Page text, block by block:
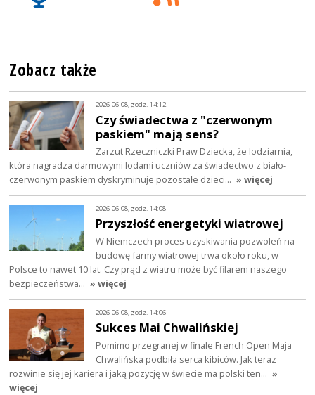
Zobacz także
2026-06-08, godz. 14:12
Czy świadectwa z "czerwonym
paskiem" mają sens?
Zarzut Rzeczniczki Praw Dziecka, że lodziarnia,
która nagradza darmowymi lodami uczniów za świadectwo z biało-
czerwonym paskiem dyskryminuje pozostałe dzieci… » więcej
2026-06-08, godz. 14:08
Przyszłość energetyki wiatrowej
W Niemczech proces uzyskiwania pozwoleń na
budowę farmy wiatrowej trwa około roku, w
Polsce to nawet 10 lat. Czy prąd z wiatru może być filarem naszego
bezpieczeństwa… » więcej
2026-06-08, godz. 14:06
Sukces Mai Chwalińskiej
Pomimo przegranej w finale French Open Maja
Chwalińska podbiła serca kibiców. Jak teraz
rozwinie się jej kariera i jaką pozycję w świecie ma polski ten… »
więcej